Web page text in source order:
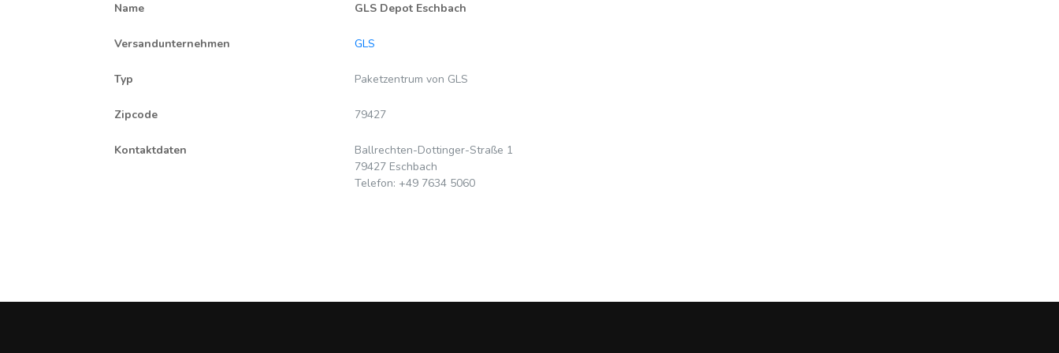
Name GLS Depot Eschbach
Versandunternehmen GLS
Typ Paketzentrum von GLS
Zipcode 79427
Kontaktdaten
Ballrechten-Dottinger-Straße 1
79427 Eschbach
Telefon: +49 7634 5060